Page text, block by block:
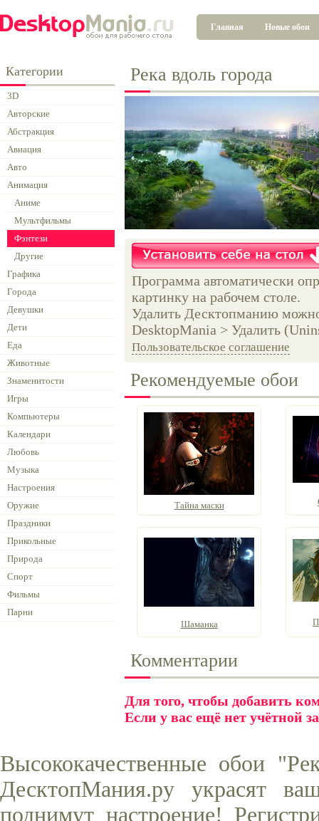
Главная Новые обои
Категории
3D
Авторские
Абстракция
Авиация
Авто
Анимация
Аниме
Мультфильмы
Фэнтези
Другие
Графика
Города
Девушки
Дети
Еда
Животные
Знаменитости
Игры
Компьютеры
Календари
Любовь
Музыка
Настроения
Оружие
Праздники
Прикольные
Природа
Спорт
Фильмы
Парни
Река вдоль города
Программа автоматически
картинку на рабочем столе.
Удалить Десктопманию
DesktopMania > Удалить
Пользовательское соглашение
Рекомендуемые обои
Тайна маски
Шаманка
Комментарии
Для того, чтобы добавить
Если у вас ещё нет учётной
Высококачественные обои
ДесктопМания.ру украсят
поднимут настроение!